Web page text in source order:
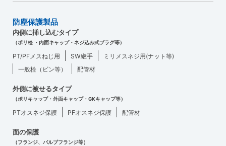
防塵保護製品
内側に挿し込むタイプ
（ポリ栓 ・内面キャップ・ネジ込み式プラグ等）
PT/PFメスねじ用 SW継手
ミリメスネジ用(ナット等)
一般栓（ビン等）
配管材
外側に被せるタイプ
（ポリキャップ・外面キャップ・GKキャップ等）
PTオスネジ保護 PFオスネジ保護 配管材
面の保護
（フランジ、バルブフランジ等）